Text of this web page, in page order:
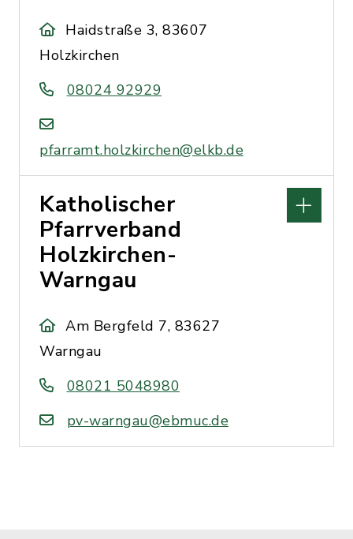
Haidstraße 3, 83607
Holzkirchen
08024 92929
pfarramt.holzkirchen@elkb.de
Katholischer
Pfarrverband
Holzkirchen-
Warngau
Am Bergfeld 7, 83627
Warngau
08021 5048980
pv-warngau@ebmuc.de